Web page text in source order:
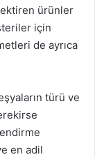
ürünler
için
de ayrıca
türü ve
en adil